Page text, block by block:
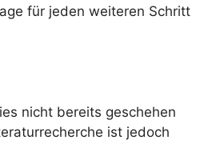
für jeden weiteren Schritt
nicht bereits geschehen
ist jedoch